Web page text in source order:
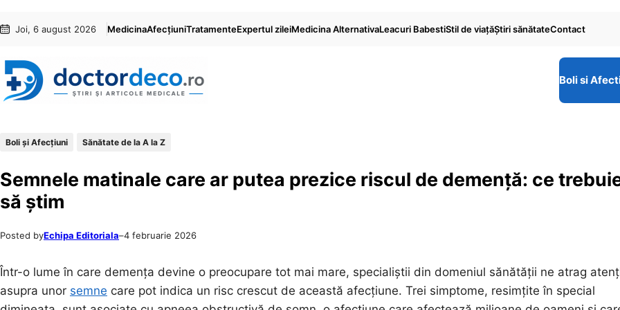
conținut
content
Joi, 6 august 2026 MedicinaAfecțiuniTratamenteExpertul zileiMedicina AlternativaLeacuri BabestiStil de viaţăŞtiri sănătateContact
Boli si
Boli și Afecțiuni Sănătate de la A la Z
Semnele matinale care ar putea prezice riscul de demență: ce
să știm
Posted byEchipa Editoriala–4 februarie 2026
Într-o lume în care demența devine o preocupare tot mai mare, specialiștii din domeniul sănătății ne atrag
asupra unor semne care pot indica un risc crescut de această afecțiune. Trei simptome, resimțite în special